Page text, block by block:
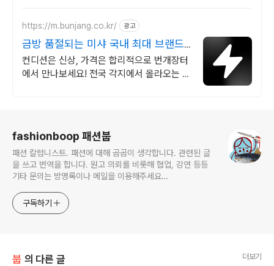
https://m.bunjang.co.kr/ 광고
금방 품절되는 미샤 국내 최대 브랜드
중고거래
컨디션은 신상, 가격은 합리적으로 번개장터
에서 만나보세요! 전국 각지에서 올라오는 전
fashionboop 패션붑
패션 칼럼니스트. 패션에 대해 곰곰이 생각합니다. 관련된 글
을 쓰고 번역을 합니다. 원고 의뢰를 비롯해 협업, 강연 등등
기타 문의는 방명록이나 메일을 이용해주세요
구독하기
붑 의 다른 글 더보기